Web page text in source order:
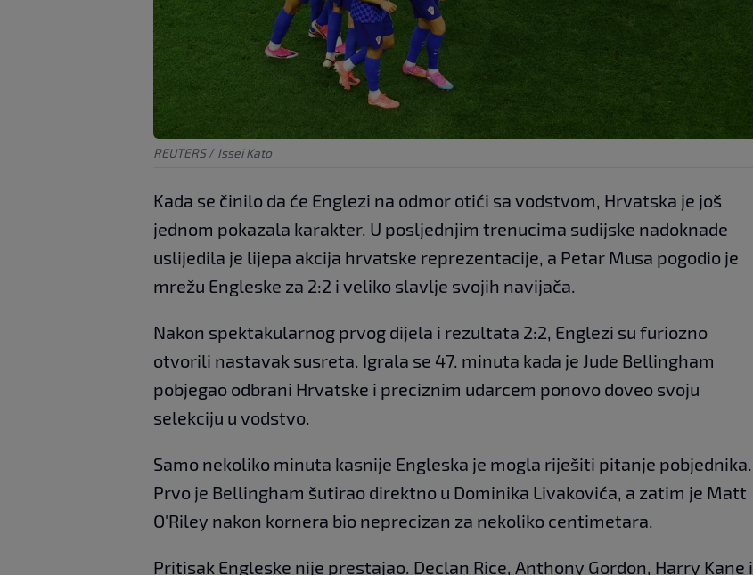
REUTERS / Issei Kato
Kada se činilo da će Englezi na odmor otići sa vodstvom, Hrvatska je još
jednom pokazala karakter. U posljednjim trenucima sudijske nadoknade
uslijedila je lijepa akcija hrvatske reprezentacije, a Petar Musa pogodio je
mrežu Engleske za 2:2 i veliko slavlje svojih navijača.
Nakon spektakularnog prvog dijela i rezultata 2:2, Englezi su furiozno
otvorili nastavak susreta. Igrala se 47. minuta kada je Jude Bellingham
pobjegao odbrani Hrvatske i preciznim udarcem ponovo doveo svoju
selekciju u vodstvo.
Samo nekoliko minuta kasnije Engleska je mogla riješiti pitanje pobjednika.
Prvo je Bellingham šutirao direktno u Dominika Livakovića, a zatim je Matt
O'Riley nakon kornera bio neprecizan za nekoliko centimetara.
Pritisak Engleske nije prestajao. Declan Rice, Anthony Gordon, Harry Kane i